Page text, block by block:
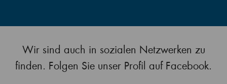
Wir sind auch in sozialen Netzwerken zu
finden. Folgen Sie unser Profil auf Facebook.